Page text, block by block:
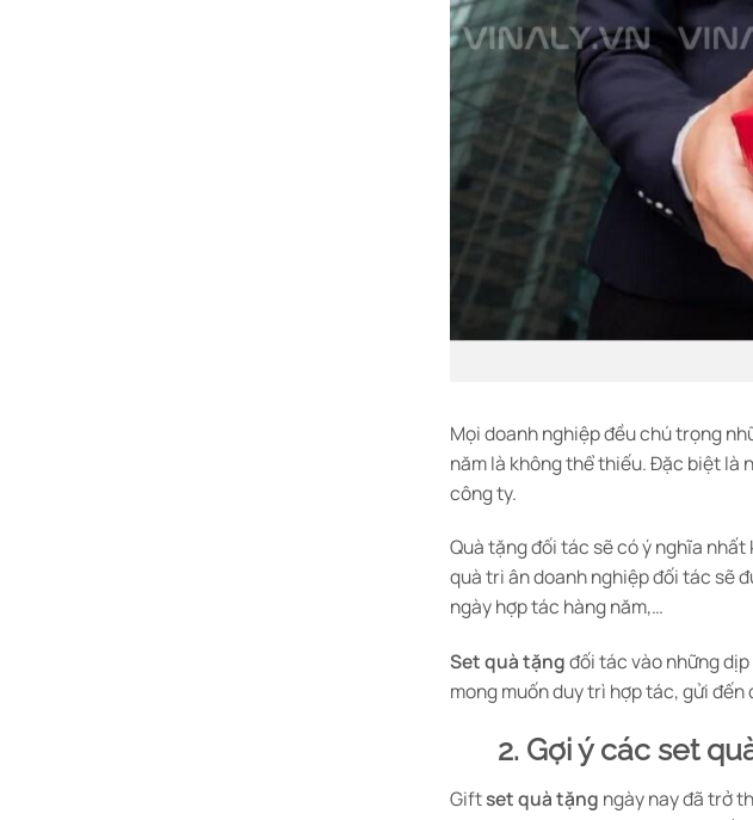
Mọi doanh nghiệp đều chú trọng
năm là không thể thiếu. Đặc biệt là
công ty.
Quà tặng đối tác sẽ có ý nghĩa
quà tri ân doanh nghiệp đối tác sẽ
ngày hợp tác hàng năm,…
Set quà tặngđối tác vào những
mong muốn duy trì hợp tác, gửi
2. Gợi ý các set
Giftset quà tặng ngày nay đã trở